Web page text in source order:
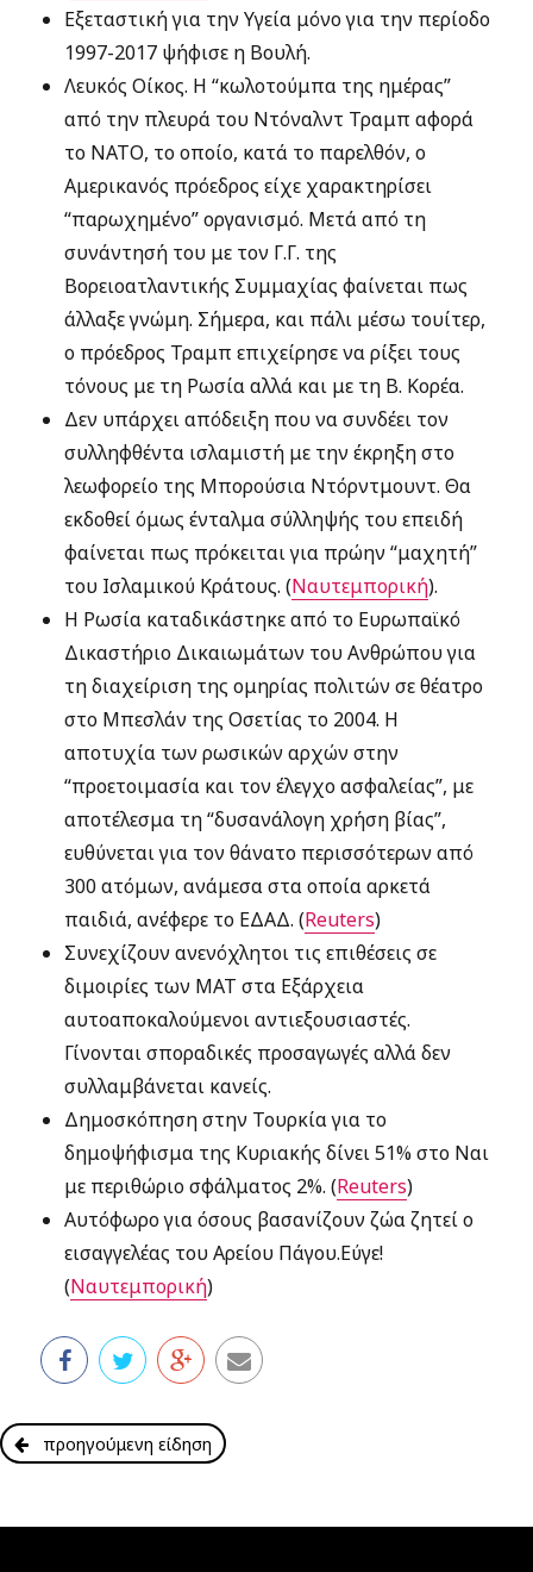
Εξεταστική για την Υγεία μόνο για την περίοδο
1997-2017 ψήφισε η Βουλή.
Λευκός Οίκος. Η “κωλοτούμπα της ημέρας”
από την πλευρά του Ντόναλντ Τραμπ αφορά
το ΝΑΤΟ, το οποίο, κατά το παρελθόν, ο
Αμερικανός πρόεδρος είχε χαρακτηρίσει
“παρωχημένο” οργανισμό. Μετά από τη
συνάντησή του με τον Γ.Γ. της
Βορειοατλαντικής Συμμαχίας φαίνεται πως
άλλαξε γνώμη. Σήμερα, και πάλι μέσω τουίτερ,
ο πρόεδρος Τραμπ επιχείρησε να ρίξει τους
τόνους με τη Ρωσία αλλά και με τη Β. Κορέα.
Δεν υπάρχει απόδειξη που να συνδέει τον
συλληφθέντα ισλαμιστή με την έκρηξη στο
λεωφορείο της Μπορούσια Ντόρντμουντ. Θα
εκδοθεί όμως ένταλμα σύλληψής του επειδή
φαίνεται πως πρόκειται για πρώην “μαχητή”
του Ισλαμικού Κράτους. (Ναυτεμπορική).
Η Ρωσία καταδικάστηκε από το Ευρωπαϊκό
Δικαστήριο Δικαιωμάτων του Ανθρώπου για
τη διαχείριση της ομηρίας πολιτών σε θέατρο
στο Μπεσλάν της Οσετίας το 2004. Η
αποτυχία των ρωσικών αρχών στην
“προετοιμασία και τον έλεγχο ασφαλείας”, με
αποτέλεσμα τη “δυσανάλογη χρήση βίας”,
ευθύνεται για τον θάνατο περισσότερων από
300 ατόμων, ανάμεσα στα οποία αρκετά
παιδιά, ανέφερε το ΕΔΑΔ. (Reuters)
Συνεχίζουν ανενόχλητοι τις επιθέσεις σε
διμοιρίες των ΜΑΤ στα Εξάρχεια
αυτοαποκαλούμενοι αντιεξουσιαστές.
Γίνονται σποραδικές προσαγωγές αλλά δεν
συλλαμβάνεται κανείς.
Δημοσκόπηση στην Τουρκία για το
δημοψήφισμα της Κυριακής δίνει 51% στο Ναι
με περιθώριο σφάλματος 2%. (Reuters)
Αυτόφωρο για όσους βασανίζουν ζώα ζητεί ο
εισαγγελέας του Αρείου Πάγου.Εύγε!
(Ναυτεμπορική)
προηγούμενη είδηση